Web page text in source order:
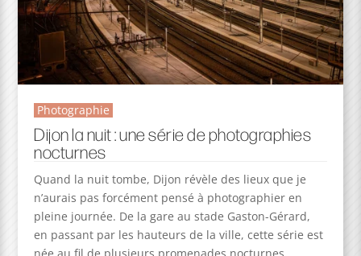
Photographie
Dijon la nuit : une série de photographies
nocturnes
Quand la nuit tombe, Dijon révèle des lieux que je
n’aurais pas forcément pensé à photographier en
pleine journée. De la gare au stade Gaston-Gérard,
en passant par les hauteurs de la ville, cette série est